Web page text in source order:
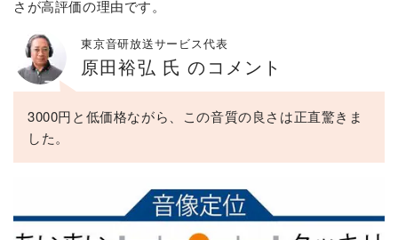
さが高評価の理由です。
東京音研放送サービス代表
原田裕弘 氏 のコメント
3000円と低価格ながら、この音質の良さは正直驚きま
した。